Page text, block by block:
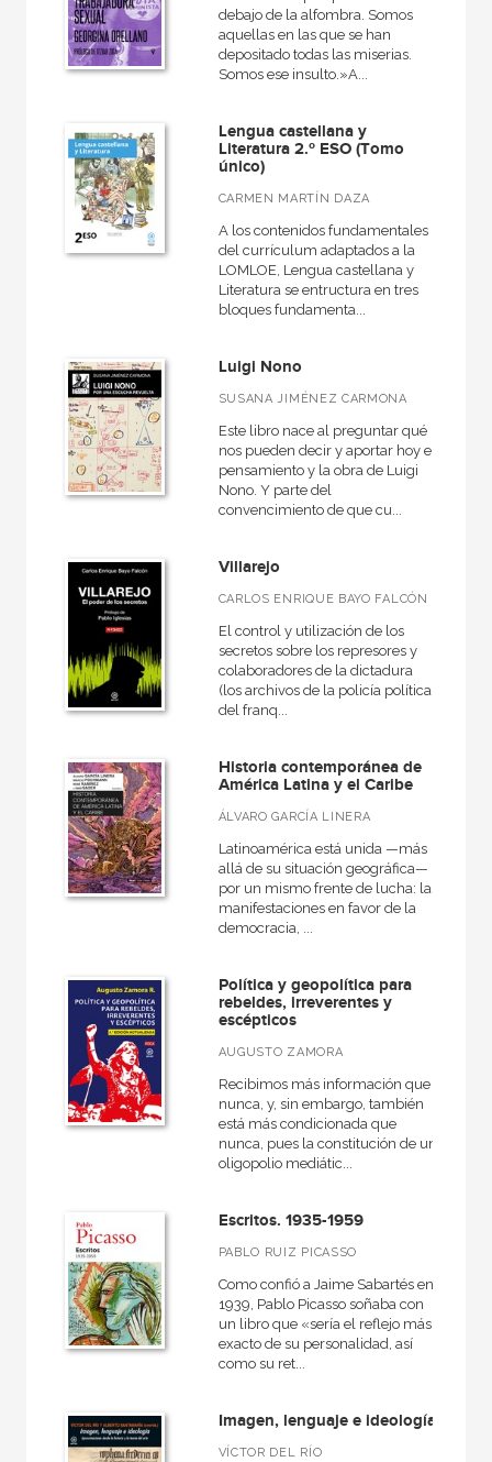
debajo de la alfombra. Somos
aquellas en las que se han
depositado todas las miserias.
Somos ese insulto.»A...
Lengua castellana y
Literatura 2.º ESO (Tomo
único)
CARMEN MARTÍN DAZA
A los contenidos fundamentales
del currículum adaptados a la
LOMLOE, Lengua castellana y
Literatura se entructura en tres
bloques fundamenta...
Luigi Nono
SUSANA JIMÉNEZ CARMONA
Este libro nace al preguntar qué
nos pueden decir y aportar hoy el
pensamiento y la obra de Luigi
Nono. Y parte del
convencimiento de que cu...
Villarejo
CARLOS ENRIQUE BAYO FALCÓN
El control y utilización de los
secretos sobre los represores y
colaboradores de la dictadura
(los archivos de la policía política
del franq...
Historia contemporánea de
América Latina y el Caribe
ÁLVARO GARCÍA LINERA
Latinoamérica está unida —más
allá de su situación geográfica—
por un mismo frente de lucha: las
manifestaciones en favor de la
democracia, ...
Política y geopolítica para
rebeldes, irreverentes y
escépticos
AUGUSTO ZAMORA
Recibimos más información que
nunca, y, sin embargo, también
está más condicionada que
nunca, pues la constitución de un
oligopolio mediátic...
Escritos. 1935-1959
PABLO RUIZ PICASSO
Como confió a Jaime Sabartés en
1939, Pablo Picasso soñaba con
un libro que «sería el reflejo más
exacto de su personalidad, así
como su ret...
Imagen, lenguaje e ideología
VÍCTOR DEL RÍO